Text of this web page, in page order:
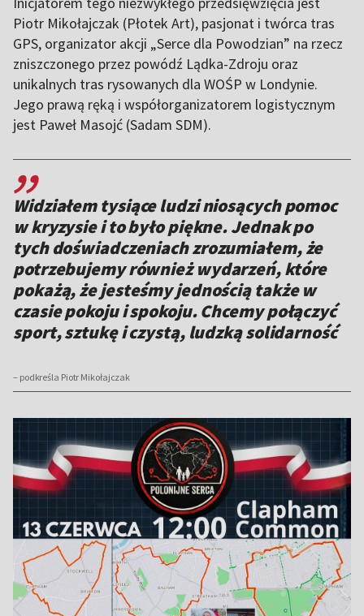
Piotr Mikołajczak (Płotek Art), pasjonat i twórca tras
GPS, organizator akcji „Serce dla Powodzian” na rzecz
zniszczonego przez powódź Lądka-Zdroju oraz
unikalnych tras rysowanych dla WOŚP w Londynie.
Jego prawą ręką i współorganizatorem logistycznym
jest Paweł Masojć (Sadam SDM).
,,
Widziałem tysiące ludzi niosących pomoc
w kryzysie i to było piękne. Jednak po
tych doświadczeniach zrozumiałem, że
potrzebujemy również wydarzeń, które
pokażą, że jesteśmy jednością także w
czasie pokoju i spokoju. Chcemy połączyć
sport, sztukę i czystą, ludzką solidarność
– podkreśla Piotr Mikołajczak